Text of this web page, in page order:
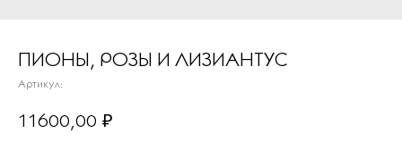
ПИОНЫ, РОЗЫ И ЛИЗИАНТУС
Артикул:
11600,00 ₽